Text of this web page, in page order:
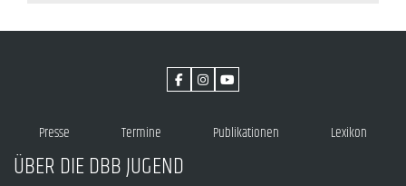
Presse Termine Publikationen Lexikon
ÜBER DIE DBB JUGEND